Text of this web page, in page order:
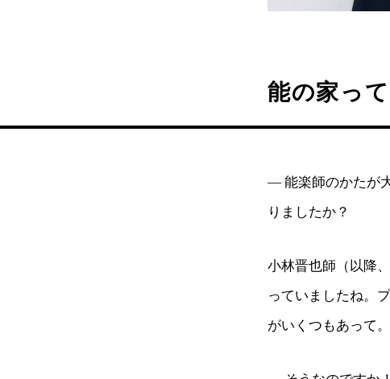
能の家っ
— 能楽師のかたが
りましたか？
小林晋也師（以降
っていましたね。
がいくつもあって。